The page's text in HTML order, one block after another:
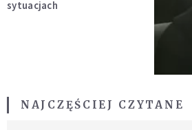
sytuacjach
NAJCZĘŚCIEJ CZYTANE